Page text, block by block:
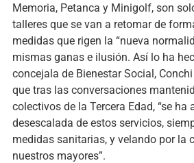
Memoria, Petanca y Minigolf, son
talleres que se van a retomar de
medidas que rigen la “nueva
mismas ganas e ilusión. Así lo ha
concejala de Bienestar Social,
que tras las conversaciones
colectivos de la Tercera Edad, “se ha
desescalada de estos servicios,
medidas sanitarias, y velando por la
nuestros mayores”.